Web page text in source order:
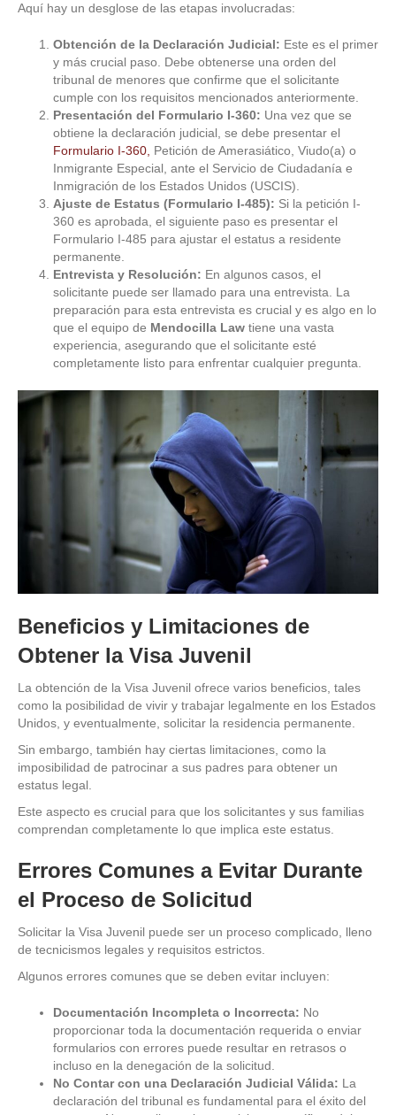
Aquí hay un desglose de las etapas involucradas:
Obtención de la Declaración Judicial: Este es el primer
y más crucial paso. Debe obtenerse una orden del
tribunal de menores que confirme que el solicitante
cumple con los requisitos mencionados anteriormente.
Presentación del Formulario I-360: Una vez que se
obtiene la declaración judicial, se debe presentar el
Formulario I-360, Petición de Amerasiático, Viudo(a) o
Inmigrante Especial, ante el Servicio de Ciudadanía e
Inmigración de los Estados Unidos (USCIS).
Ajuste de Estatus (Formulario I-485): Si la petición I-
360 es aprobada, el siguiente paso es presentar el
Formulario I-485 para ajustar el estatus a residente
permanente.
Entrevista y Resolución: En algunos casos, el
solicitante puede ser llamado para una entrevista. La
preparación para esta entrevista es crucial y es algo en lo
que el equipo de Mendocilla Law tiene una vasta
experiencia, asegurando que el solicitante esté
completamente listo para enfrentar cualquier pregunta.
Beneficios y Limitaciones de
Obtener la Visa Juvenil
La obtención de la Visa Juvenil ofrece varios beneficios, tales
como la posibilidad de vivir y trabajar legalmente en los Estados
Unidos, y eventualmente, solicitar la residencia permanente.
Sin embargo, también hay ciertas limitaciones, como la
imposibilidad de patrocinar a sus padres para obtener un
estatus legal.
Este aspecto es crucial para que los solicitantes y sus familias
comprendan completamente lo que implica este estatus.
Errores Comunes a Evitar Durante
el Proceso de Solicitud
Solicitar la Visa Juvenil puede ser un proceso complicado, lleno
de tecnicismos legales y requisitos estrictos.
Algunos errores comunes que se deben evitar incluyen:
Documentación Incompleta o Incorrecta: No
proporcionar toda la documentación requerida o enviar
formularios con errores puede resultar en retrasos o
incluso en la denegación de la solicitud.
No Contar con una Declaración Judicial Válida: La
declaración del tribunal es fundamental para el éxito del